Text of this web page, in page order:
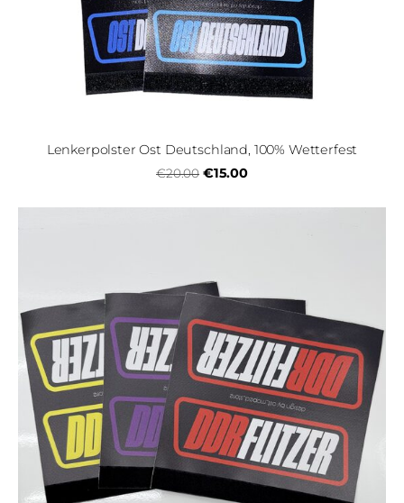
Lenkerpolster Ost Deutschland, 100% Wetterfest
€20.00 €15.00